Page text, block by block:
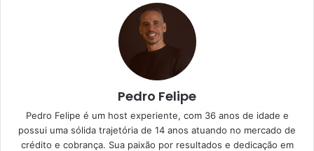
Pedro Felipe
Pedro Felipe é um host experiente, com 36 anos de idade e
possui uma sólida trajetória de 14 anos atuando no mercado de
crédito e cobrança. Sua paixão por resultados e dedicação em